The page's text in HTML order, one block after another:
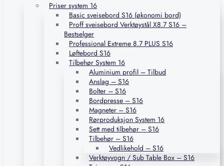
Priser system 16
Basic sveisebord S16 (økonomi bord)
Proff sveisebord Verktøystål X8.7 S16 –
Bestselger
Professional Extreme 8.7 PLUS S16
Løftebord S16
Tilbehør System 16
Aluminium profil – Tilbud
Anslag – S16
Bolter – S16
Bordpresse – S16
Magneter – S16
Rørproduksjon System 16
Sett med tilbehør – S16
Tilbehør – S16
Vedlikehold – S16
Verktøyvogn / Sub Table Box – S16